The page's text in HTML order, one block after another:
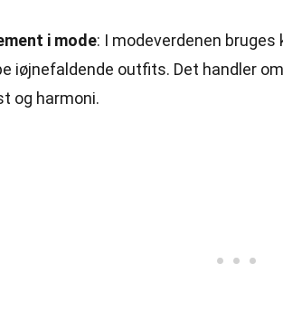
i mode: I modeverdenen
iøjnefaldende outfits. Det handler
og harmoni.